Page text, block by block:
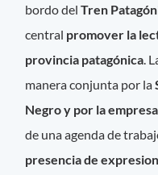
bordo del Tren
central promover la
provincia patagónica .
manera conjunta por la
Negro y por la
de una agenda de
presencia de